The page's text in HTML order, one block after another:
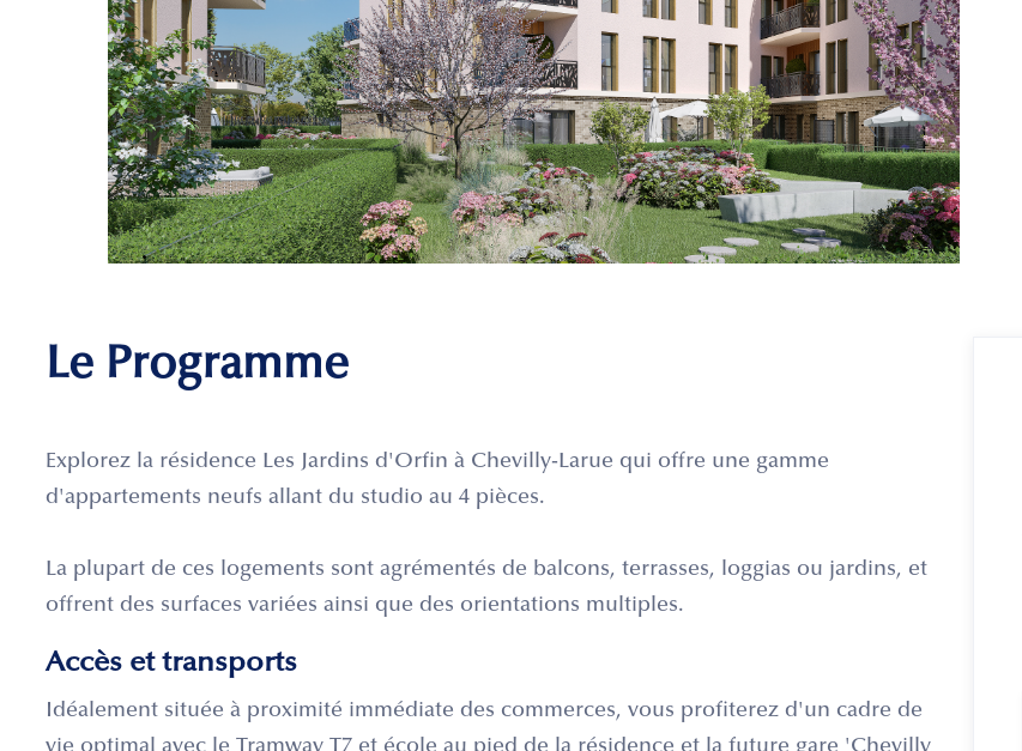
Le Programme
Explorez la résidence Les Jardins d'Orfin à Chevilly-Larue qui offre une gamme
d'appartements neufs allant du studio au 4 pièces.
La plupart de ces logements sont agrémentés de balcons, terrasses, loggias ou jardins, et
offrent des surfaces variées ainsi que des orientations multiples.
Accès et transports
Idéalement située à proximité immédiate des commerces, vous profiterez d'un cadre de